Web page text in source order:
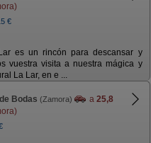
€
es un rincón para descansar y
vuestra visita a nuestra mágica y
La Lar, en e ...
Bodas (Zamora) a 25,8